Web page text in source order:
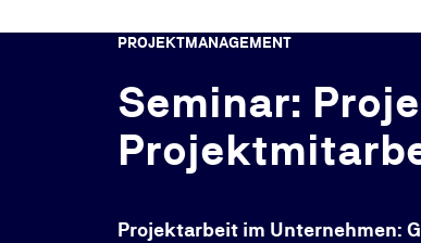
PROJEKTMANAGEMENT
Seminar:
Projektarbeit im Unternehmen: